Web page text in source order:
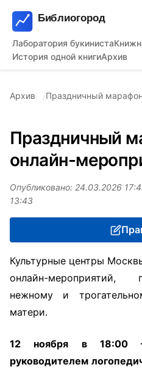
Лаборатория букиниста
История одной книгиАрхив
Архив Праздничный
Праздничный
онлайн-
Опубликовано: 24.03.2026
13:43
Культурные центры
онлайн-мероприятий,
нежному и
матери.
12 ноября в 18:00
руководителем